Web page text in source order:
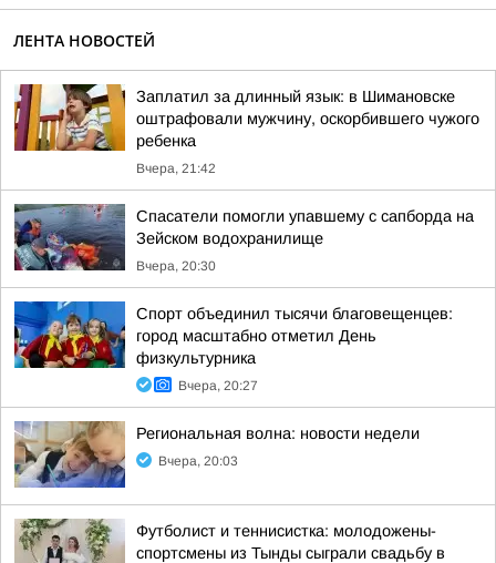
ЛЕНТА НОВОСТЕЙ
Заплатил за длинный язык: в Шимановске
оштрафовали мужчину, оскорбившего чужого
ребенка
Вчера, 21:42
Спасатели помогли упавшему с сапборда на
Зейском водохранилище
Вчера, 20:30
Спорт объединил тысячи благовещенцев:
город масштабно отметил День
физкультурника
Вчера, 20:27
Региональная волна: новости недели
Вчера, 20:03
Футболист и теннисистка: молодожены-
спортсмены из Тынды сыграли свадьбу в